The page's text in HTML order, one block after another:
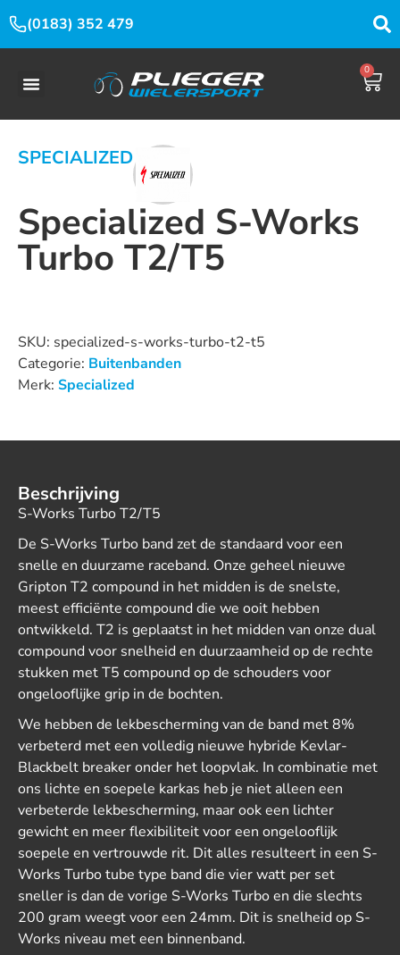
(0183) 352 479
0
SPECIALIZED
Specialized S-Works
Turbo T2/T5
SKU: specialized-s-works-turbo-t2-t5
Categorie: Buitenbanden
Merk: Specialized
Beschrijving
S-Works Turbo T2/T5
De S-Works Turbo band zet de standaard voor een
snelle en duurzame raceband. Onze geheel nieuwe
Gripton T2 compound in het midden is de snelste,
meest efficiënte compound die we ooit hebben
ontwikkeld. T2 is geplaatst in het midden van onze dual
compound voor snelheid en duurzaamheid op de rechte
stukken met T5 compound op de schouders voor
ongelooflijke grip in de bochten.
We hebben de lekbescherming van de band met 8%
verbeterd met een volledig nieuwe hybride Kevlar-
Blackbelt breaker onder het loopvlak. In combinatie met
ons lichte en soepele karkas heb je niet alleen een
verbeterde lekbescherming, maar ook een lichter
gewicht en meer flexibiliteit voor een ongelooflijk
soepele en vertrouwde rit. Dit alles resulteert in een S-
Works Turbo tube type band die vier watt per set
sneller is dan de vorige S-Works Turbo en die slechts
200 gram weegt voor een 24mm. Dit is snelheid op S-
Works niveau met een binnenband.